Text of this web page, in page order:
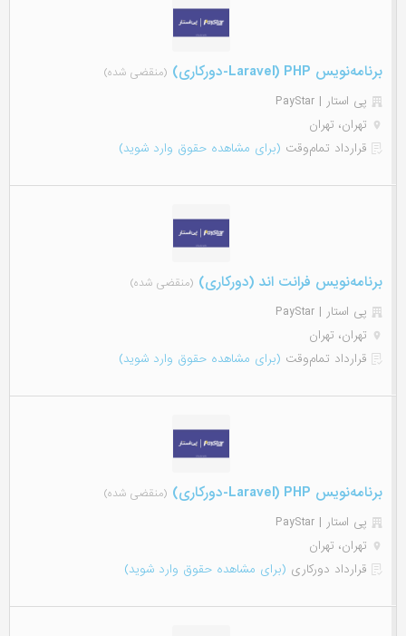
برنامه‌نویس PHP (Laravel-دورکاری) (منقضی شده)
پی استار | PayStar
تهران، تهران
قرارداد تمام‌وقت (برای مشاهده حقوق وارد شوید)
برنامه‌نویس فرانت اند (دورکاری) (منقضی شده)
پی استار | PayStar
تهران، تهران
قرارداد تمام‌وقت (برای مشاهده حقوق وارد شوید)
برنامه‌نویس PHP (Laravel-دورکاری) (منقضی شده)
پی استار | PayStar
تهران، تهران
قرارداد دورکاری (برای مشاهده حقوق وارد شوید)